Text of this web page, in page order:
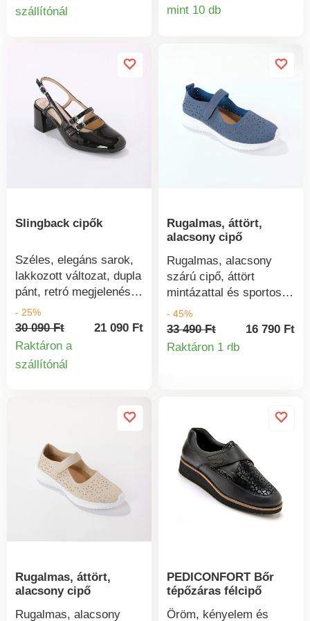
Csúszásmentes talp. Új
kezelheti, továbbá
ügyeljen arra, hogy
rendszeresen áztassa.
szállítónál
Termékinformációkbármilyen öltözéket
középpontjában. Táska
sok zsebbel és
érmerekesszel. RFID-
védelem az adatlopás
ellen. Cipő rugalmas,
mint 10 db
Slingback cipők
Széles, elegáns sarok,
lakkozott változat, dupla
pánt, retró megjelenés:
a slingback cipők
azonnal lenyűgöztek
minket! Modern
Lakkozott megjelenés.
Szögletes, bevonatolt
sarok. Csúszásgátló
- 25%
30 090 Ft
21 090 Ft
Raktáron a
szállítónál
Rugalmas, áttört,
alacsony cipő
Rugalmas, alacsony
szárú cipő, áttört
mintázattal és sportos
stílussal! Könnyű és
extra rugalmas,
alacsony szárú cipő.
állítható. Lézerrel áttört
minta az eredeti
megjelenésért. Mintás,
csúszásgátló talp.
- 45%
33 490 Ft
16 790 Ft
Raktáron 1 db
Rugalmas, áttört,
alacsony cipő
Rugalmas, alacsony
PEDICONFORT Bőr
tépőzáras félcipő
Öröm, kényelem és